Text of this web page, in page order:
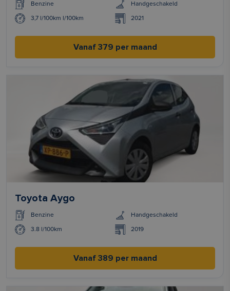
Benzine Handgeschakeld
3,7 l/100km l/100km 2021
Vanaf 379 per maand
Toyota Aygo
Benzine Handgeschakeld
3.8 l/100km 2019
Vanaf 389 per maand